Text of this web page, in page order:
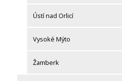
Ústí nad Orlicí
Vysoké Mýto
Žamberk